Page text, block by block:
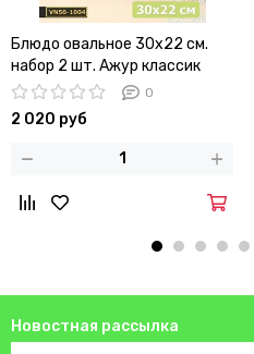
Блюдо овальное 30х22 см.
набор 2 шт. Ажур классик
0
2 020 руб
Новостная рассылка